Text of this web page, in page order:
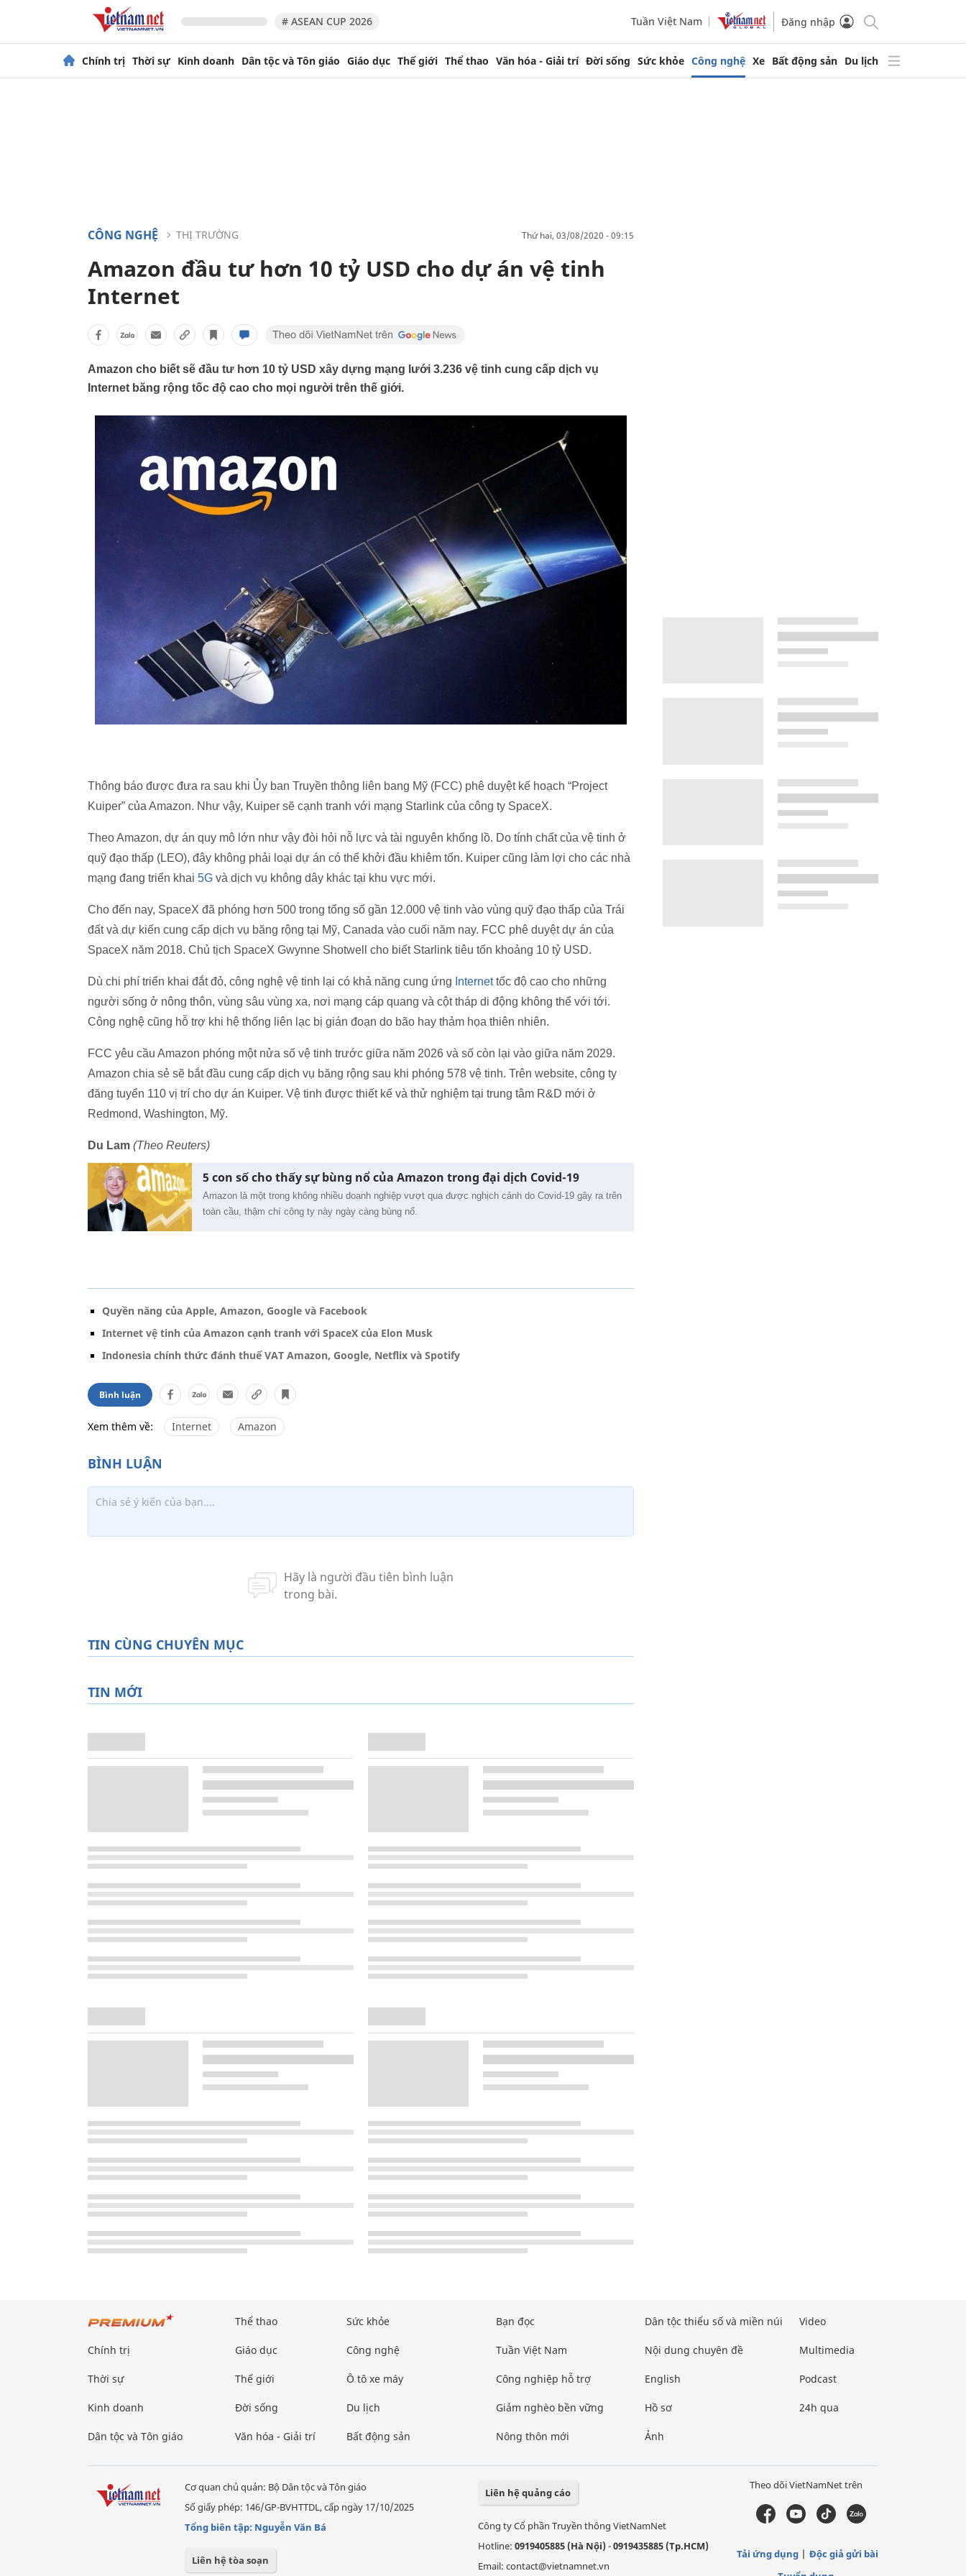
# ASEAN CUP 2026 Tuần Việt Nam Đăng nhập
Chính trị Thời sự Kinh doanh Dân tộc và Tôn giáo Giáo dục Thế giới Thể thao Văn hóa - Giải trí Đời sống Sức khỏe Công nghệ Xe Bất động sản Du lịch
CÔNG NGHỆ THỊ TRƯỜNG thứ hai, 03/08/2020 - 09:15
Amazon đầu tư hơn 10 tỷ USD cho dự án vệ tinh
Internet
Amazon cho biết sẽ đầu tư hơn 10 tỷ USD xây dựng mạng lưới 3.236 vệ tinh cung cấp dịch vụ
Internet băng rộng tốc độ cao cho mọi người trên thế giới.
Thông báo được đưa ra sau khi Ủy ban Truyền thông liên bang Mỹ (FCC) phê duyệt kế hoạch “Project
Kuiper” của Amazon. Như vậy, Kuiper sẽ cạnh tranh với mạng Starlink của công ty SpaceX.
Theo Amazon, dự án quy mô lớn như vậy đòi hỏi nỗ lực và tài nguyên khổng lồ. Do tính chất của vệ tinh ở
quỹ đạo thấp (LEO), đây không phải loại dự án có thể khởi đầu khiêm tốn. Kuiper cũng làm lợi cho các nhà
mạng đang triển khai 5G và dịch vụ không dây khác tại khu vực mới.
Cho đến nay, SpaceX đã phóng hơn 500 trong tổng số gần 12.000 vệ tinh vào vùng quỹ đạo thấp của Trái
đất và dự kiến cung cấp dịch vụ băng rộng tại Mỹ, Canada vào cuối năm nay. FCC phê duyệt dự án của
SpaceX năm 2018. Chủ tịch SpaceX Gwynne Shotwell cho biết Starlink tiêu tốn khoảng 10 tỷ USD.
Dù chi phí triển khai đắt đỏ, công nghệ vệ tinh lại có khả năng cung ứng Internettốc độ cao cho những
người sống ở nông thôn, vùng sâu vùng xa, nơi mạng cáp quang và cột tháp di động không thể với tới.
Công nghệ cũng hỗ trợ khi hệ thống liên lạc bị gián đoạn do bão hay thảm họa thiên nhiên.
FCC yêu cầu Amazon phóng một nửa số vệ tinh trước giữa năm 2026 và số còn lại vào giữa năm 2029.
Amazon chia sẻ sẽ bắt đầu cung cấp dịch vụ băng rộng sau khi phóng 578 vệ tinh. Trên website, công ty
đăng tuyển 110 vị trí cho dự án Kuiper. Vệ tinh được thiết kế và thử nghiệm tại trung tâm R&D mới ở
Redmond, Washington, Mỹ.
Du Lam (Theo Reuters)
5 con số cho thấy sự bùng nổ của Amazon trong đại dịch Covid-19
Amazon là một trong không nhiều doanh nghiệp vượt qua được nghịch cảnh do Covid-19 gây ra trên
toàn cầu, thậm chí công ty này ngày càng bùng nổ.
Quyền năng của Apple, Amazon, Google và Facebook
Internet vệ tinh của Amazon cạnh tranh với SpaceX của Elon Musk
Indonesia chính thức đánh thuế VAT Amazon, Google, Netflix và Spotify
Bình luận
Xem thêm về: Internet Amazon
TIN CÙNG CHUYÊN MỤC
TIN MỚI
Chính trị
Thời sự
Kinh doanh
Dân tộc và Tôn giáo
Thể thao
Giáo dục
Thế giới
Đời sống
Văn hóa - Giải trí
Sức khỏe
Công nghệ
Ô tô xe máy
Du lịch
Bất động sản
Bạn đọc
Tuần Việt Nam
Công nghiệp hỗ trợ
Giảm nghèo bền vững
Nông thôn mới
Dân tộc thiểu số và miền núi
Nội dung chuyên đề
English
Hồ sơ
Ảnh
Video
Multimedia
Podcast
24h qua
Cơ quan chủ quản: Bộ Dân tộc và Tôn giáo
Số giấy phép: 146/GP-BVHTTDL, cấp ngày 17/10/2025
Tổng biên tập: Nguyễn Văn Bá
Liên hệ tòa soạn
Liên hệ quảng cáo
Công ty Cổ phần Truyền thông VietNamNet
Hotline: 0919405885 (Hà Nội)-0919435885 (Tp.HCM)
Email: contact@vietnamnet.vn
Theo dõi VietNamNet trên
Tải ứng dụng
Độc giả gửi bài